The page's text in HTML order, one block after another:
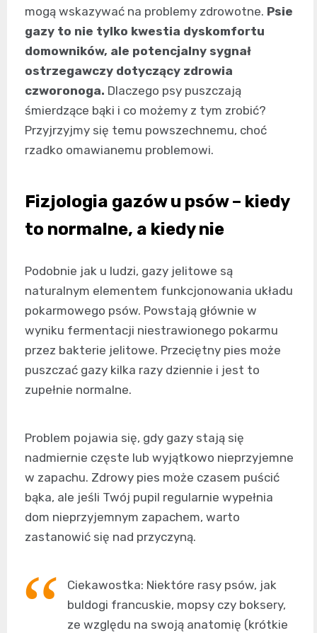
mogą wskazywać na problemy zdrowotne. Psie
gazy to nie tylko kwestia dyskomfortu
domowników, ale potencjalny sygnał
ostrzegawczy dotyczący zdrowia
czworonoga. Dlaczego psy puszczają
śmierdzące bąki i co możemy z tym zrobić?
Przyjrzyjmy się temu powszechnemu, choć
rzadko omawianemu problemowi.
Fizjologia gazów u psów – kiedy
to normalne, a kiedy nie
Podobnie jak u ludzi, gazy jelitowe są
naturalnym elementem funkcjonowania układu
pokarmowego psów. Powstają głównie w
wyniku fermentacji niestrawionego pokarmu
przez bakterie jelitowe. Przeciętny pies może
puszczać gazy kilka razy dziennie i jest to
zupełnie normalne.
Problem pojawia się, gdy gazy stają się
nadmiernie częste lub wyjątkowo nieprzyjemne
w zapachu. Zdrowy pies może czasem puścić
bąka, ale jeśli Twój pupil regularnie wypełnia
dom nieprzyjemnym zapachem, warto
zastanowić się nad przyczyną.
Ciekawostka: Niektóre rasy psów, jak
buldogi francuskie, mopsy czy boksery,
ze względu na swoją anatomię (krótkie